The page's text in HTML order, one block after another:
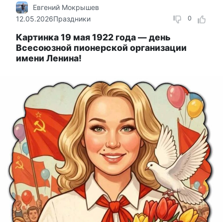
0
Евгений Мокрышев
12.05.2026Праздники
Картинка 19 мая 1922 года — день
Всесоюзной пионерской организации
имени Ленина!